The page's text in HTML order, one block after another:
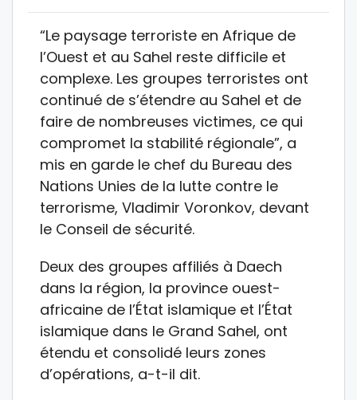
“Le paysage terroriste en Afrique de
l’Ouest et au Sahel reste difficile et
complexe. Les groupes terroristes ont
continué de s’étendre au Sahel et de
faire de nombreuses victimes, ce qui
compromet la stabilité régionale”, a
mis en garde le chef du Bureau des
Nations Unies de la lutte contre le
terrorisme, Vladimir Voronkov, devant
le Conseil de sécurité.
Deux des groupes affiliés à Daech
dans la région, la province ouest-
africaine de l’État islamique et l’État
islamique dans le Grand Sahel, ont
étendu et consolidé leurs zones
d’opérations, a-t-il dit.